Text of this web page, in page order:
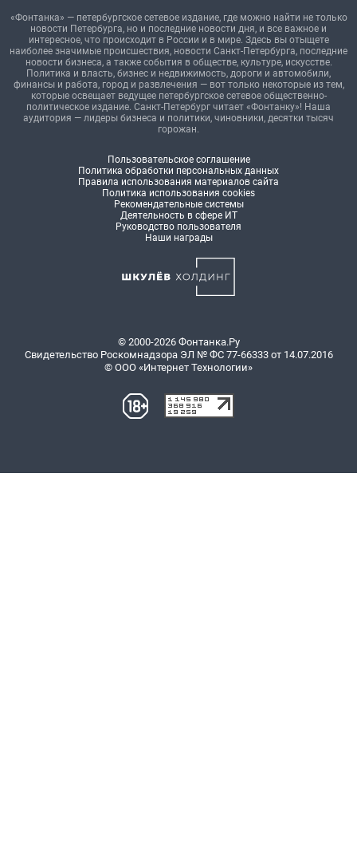
«Фонтанка» — петербургское сетевое издание, где можно найти не только
новости Петербурга, но и последние новости дня, и все важное и
интересное, что происходит в России и в мире. Здесь вы отыщете
наиболее значимые происшествия, новости Санкт-Петербурга, последние
новости бизнеса, а также события в обществе, культуре, искусстве.
Политика и власть, бизнес и недвижимость, дороги и автомобили,
финансы и работа, город и развлечения — вот только некоторые из тем,
которые освещает ведущее петербургское сетевое общественно-
политическое издание. Санкт-Петербург читает «Фонтанку»! Наша
аудитория — лидеры бизнеса и политики, чиновники, десятки тысяч
горожан.
Пользовательское соглашение
Политика обработки персональных данных
Правила использования материалов сайта
Политика использования cookies
Рекомендательные системы
Деятельность в сфере ИТ
Руководство пользователя
Наши награды
© 2000-2026 Фонтанка.Ру
Свидетельство Роскомнадзора ЭЛ № ФС 77-66333 от 14.07.2016
© ООО «Интернет Технологии»